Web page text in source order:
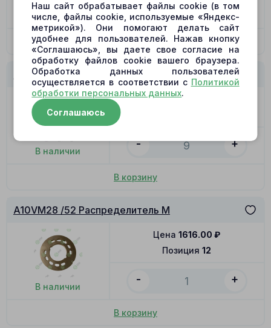
Нет в наличии
По запросу
A10VM28 /52 Поршень с башмаком 14.5x51.4
В наличии
Цена 653.00
- +
В корзину
A10VM28 /52 Распределитель M
В наличии
Позиция 12
Цена 1616.00 ₽
- +
В корзину
Наш сайт обрабатывает файлы cookie (в том
числе, файлы cookie, используемые «Яндекс-
метрикой»). Они помогают делать сайт
удобнее для пользователей. Нажав кнопку
«Соглашаюсь», вы даете свое согласие на
обработку файлов cookie вашего браузера.
Обработка данных пользователей
осуществляется в соответствии с Политикой
обработки персональных данных.
Соглашаюсь